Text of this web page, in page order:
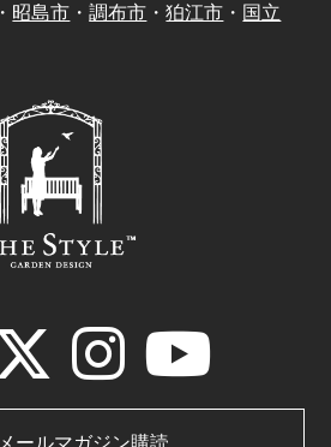
・ 昭島市 ・調布市 ・狛江市 ・ 国立